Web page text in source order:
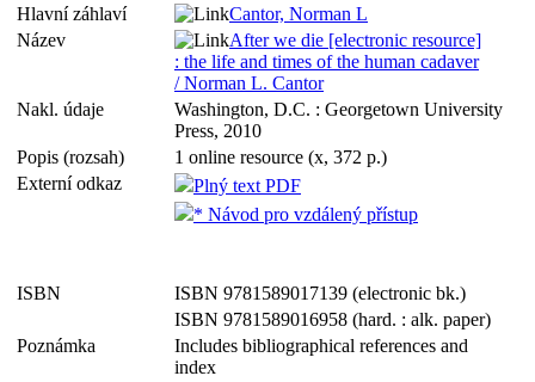
Hlavní záhlaví
Cantor, Norman L
Název
After we die [electronic resource]
: the life and times of the human cadaver
/ Norman L. Cantor
Nakl. údaje
Washington, D.C. : Georgetown University
Press, 2010
Popis (rozsah)
1 online resource (x, 372 p.)
Externí odkaz
Plný text PDF
* Návod pro vzdálený přístup
ISBN
ISBN 9781589017139 (electronic bk.)
ISBN 9781589016958 (hard. : alk. paper)
Poznámka
Includes bibliographical references and
index